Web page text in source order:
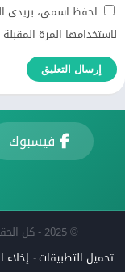
احفظ اسمي، بريدي
لاستخدامها المرة
فيسبوك
© 2025 - كل الحقوق محفوظة -
تحميل التطبيقات